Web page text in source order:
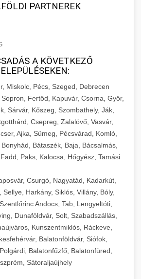
PARTNEREK
A KÖVETKEZŐ
Miskolc, Pécs, Szeged, Debrecen
Fertőd, Kapuvár, Csorna, Győr,
Sárvár, Kőszeg, Szombathely, Ják,
Csepreg, Zalalövő, Vasvár,
Ajka, Sümeg, Pécsvárad, Komló,
Bátaszék, Baja, Bácsalmás,
Paks, Kalocsa, Hőgyész, Tamási
Csurgó, Nagyatád, Kadarkút,
Sellye, Harkány, Siklós, Villány, Bóly,
Andocs, Tab, Lengyeltóti,
Dunaföldvár, Solt, Szabadszállás,
Kunszentmiklós, Ráckeve,
Balatonföldvár, Siófok,
Balatonfűzfő, Balatonfüred,
Sátoraljaújhely